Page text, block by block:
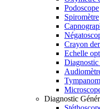
Podoscope
Spiromètre
Crayon
Echelle
Diagnostic